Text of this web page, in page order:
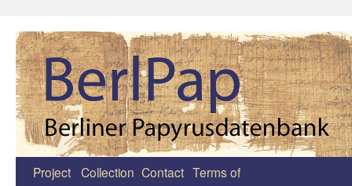
Zum
Project Collection Contact Terms of